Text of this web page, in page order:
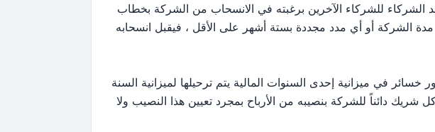
الشركاء للشركاء الآخرين برغبته في الانسحاب من الشركة بخطاب
الشركة أو أي مدد مجددة بستة أشهر على الأقل ، فيقبل انسحابه
في ميزانية إحدى السنوات المالية يتم ترحيلها لميزانية السنة
كل شريك دائناً للشركة بنصيبه من الأرباح بمجرد تعيين هذا النصيب ولا